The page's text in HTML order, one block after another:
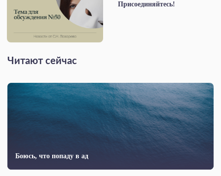
Присоединяйтесь!
Читают сейчас
Боюсь, что попаду в ад